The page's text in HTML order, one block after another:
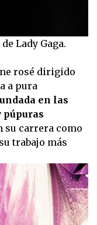
Lady Gaga.
rosé dirigido
a pura
en las
púpuras
su carrera como
trabajo más